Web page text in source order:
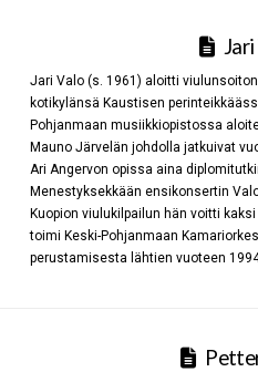
Jari Valo (s. 1961) aloitti
kotikylänsä Kaustisen
Pohjanmaan musiikkiopistossa
Mauno Järvelän johdolla jatkuivat
Ari Angervon opissa aina
Menestyksekkään ensikonsertin
Kuopion viulukilpailun hän voitti
toimi Keski-Pohjanmaan
perustamisesta lähtien vuoteen